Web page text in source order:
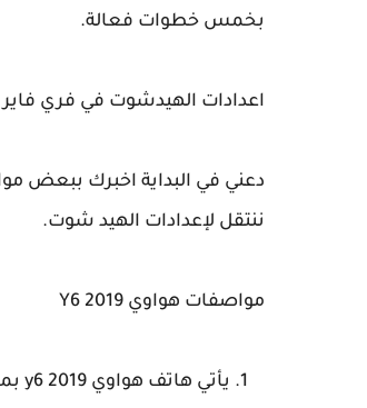
بخمس خطوات فعالة.
اعدادات الهيدشوت في فري فاير huawei Y6 2019
ننتقل لإعدادات الهيد شوت.
مواصفات هواوي Y6 2019